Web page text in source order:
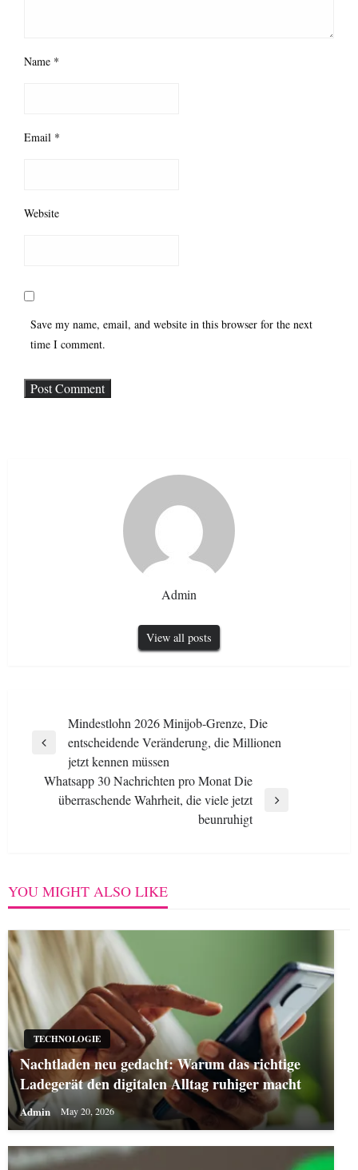
Name *
Email *
Website
Save my name, email, and website in this browser for the next
time I comment.
Admin
View all posts
navigation
Previous
Mindestlohn 2026 Minijob-Grenze, Die
entscheidende Veränderung, die Millionen
jetzt kennen müssen
Whatsapp 30 Nachrichten pro Monat Die
überraschende Wahrheit, die viele jetzt
beunruhigt
YOU MIGHT ALSO LIKE
TECHNOLOGIE
Nachtladen neu gedacht: Warum das richtige
Ladegerät den digitalen Alltag ruhiger macht
Admin May 20, 2026